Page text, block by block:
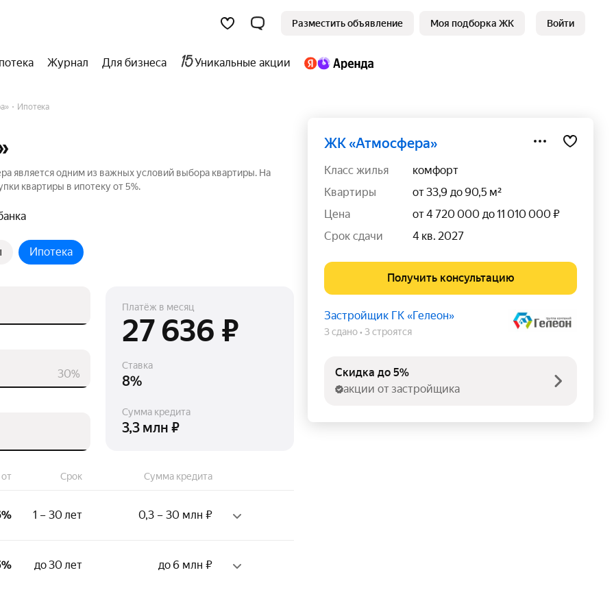
Разместить объявление Моя подборка ЖК Войти
Журнал Для бизнеса Уникальные акции
Ипотека
является одним из важных условий выбора квартиры. На
квартиры в ипотеку от 5%.
Ипотека
30%
Платёж в месяц
27 636 ₽
Ставка
8%
Сумма кредита
3,3 млн ₽
Срок Сумма кредита
1 – 30 лет 0,3 – 30 млн ₽
на последнем месте:
до 30 лет до 6 млн ₽
ЖК «Атмосфера»
класс жилья
комфорт
квартиры
от 33,9 до 90,5 м²
цена
от 4 720 000 до 11 010 000 ₽
срок сдачи
4 кв. 2027
Получить консультацию
Застройщик ГК «Гелеон»
3 сдано 3 строятся
Скидка до 5%
акции от застройщика